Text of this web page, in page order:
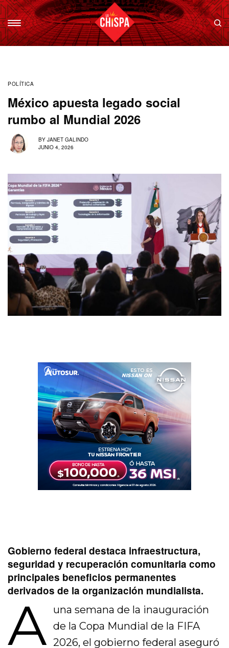
POLÍTICA
México apuesta legado social
rumbo al Mundial 2026
BY JANET GALINDO
JUNIO 4, 2026
Gobierno federal destaca infraestructura,
seguridad y recuperación comunitaria como
principales beneficios permanentes
derivados de la organización mundialista.
A una semana de la inauguración
de la Copa Mundial de la FIFA
2026, el gobierno federal aseguró